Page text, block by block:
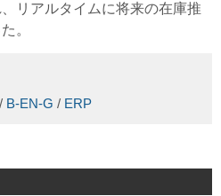
リアルタイムに将来の在庫推
。
/ B-EN-G / ERP